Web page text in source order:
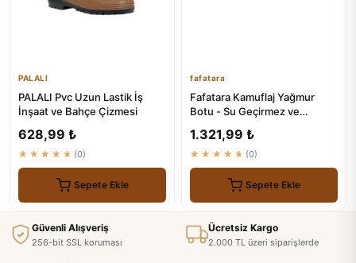
PALALI
PALALI Pvc Uzun Lastik İş
İnşaat ve Bahçe Çizmesi
628,99 ₺
★★★★★ (0)
Sepete Ekle
fafatara
Fafatara Kamuflaj Yağmur
Botu - Su Geçirmez ve
1.321,99 ₺
★★★★★ (0)
Sepete Ekle
Güvenli Alışveriş
256-bit SSL koruması
Ücretsiz Kargo
2.000 TL üzeri siparişlerde